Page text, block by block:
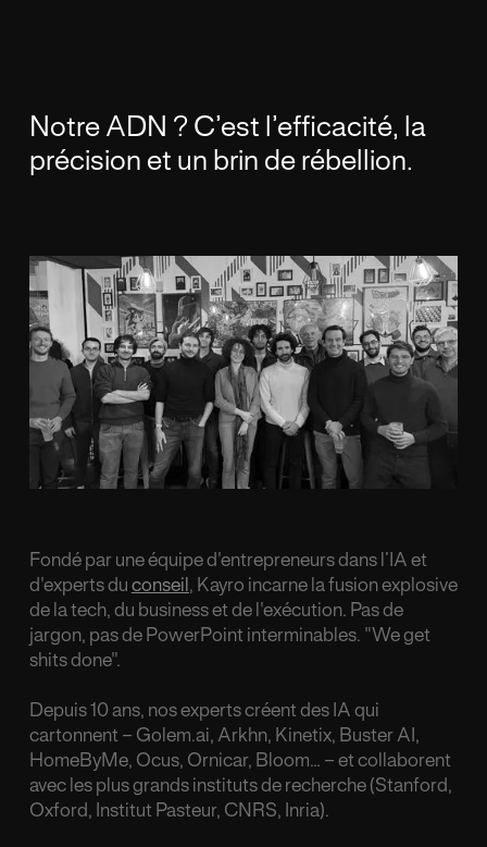
Notre ADN ? C’est l’efficacité, la
précision et un brin de rébellion.
Fondé par une équipe d'entrepreneurs dans l’IA et
d'experts duconseil, Kayro incarne la fusion explosive
de la tech, du business et de l'exécution. Pas de
jargon, pas de PowerPoint interminables. "We get
shits done".
Depuis 10 ans, nos experts créent des IA qui
cartonnent – Golem.ai, Arkhn, Kinetix, Buster AI,
HomeByMe, Ocus, Ornicar, Bloom… – et collaborent
avec les plus grands instituts de recherche (Stanford,
Oxford, Institut Pasteur, CNRS, Inria).